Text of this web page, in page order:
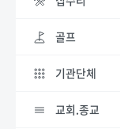
골프
기관단체
교회.종교